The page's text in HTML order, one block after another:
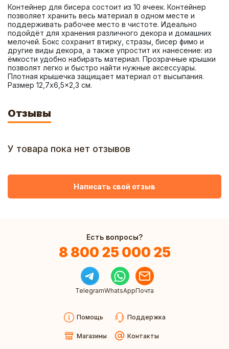
Контейнер для бисера состоит из 10 ячеек. Контейнер
позволяет хранить весь материал в одном месте и
поддерживать рабочее место в чистоте. Идеально
подойдёт для хранения различного декора и домашних
мелочей. Бокс сохранит втирку, стразы, бисер фимо и
другие виды декора, а также упростит их нанесение: из
ёмкости удобно набирать материал. Прозрачные крышки
позволят легко и быстро найти нужные аксессуары.
Плотная крышечка защищает материал от высыпания.
Размер 12,7x6,5x2,3 см.
Отзывы
У товара пока нет отзывов
Написать свой отзыв
Есть вопросы?
8 800 25 000 25
TelegramWhatsAppПочта
Помощь Поддержка
Магазины Контакты